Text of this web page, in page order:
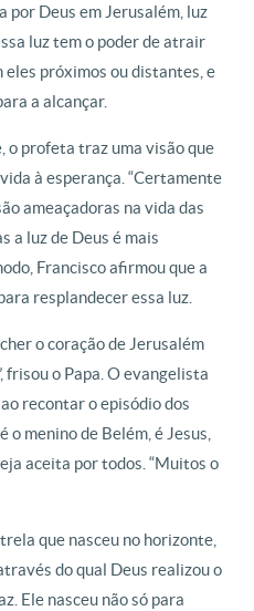
por Deus em Jerusalém, luz
luz tem o poder de atrair
próximos ou distantes, e
a alcançar.
o profeta traz uma visão que
à esperança. “Certamente
ameaçadoras na vida das
a luz de Deus é mais
Francisco afirmou que a
resplandecer essa luz.
o coração de Jerusalém
frisou o Papa. O evangelista
recontar o episódio dos
o menino de Belém, é Jesus,
aceita por todos. “Muitos o
que nasceu no horizonte,
do qual Deus realizou o
Ele nasceu não só para